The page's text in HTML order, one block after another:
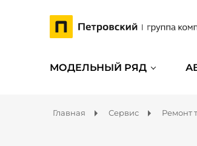
МОДЕЛЬНЫЙ РЯД
Главная Сервис Ремонт